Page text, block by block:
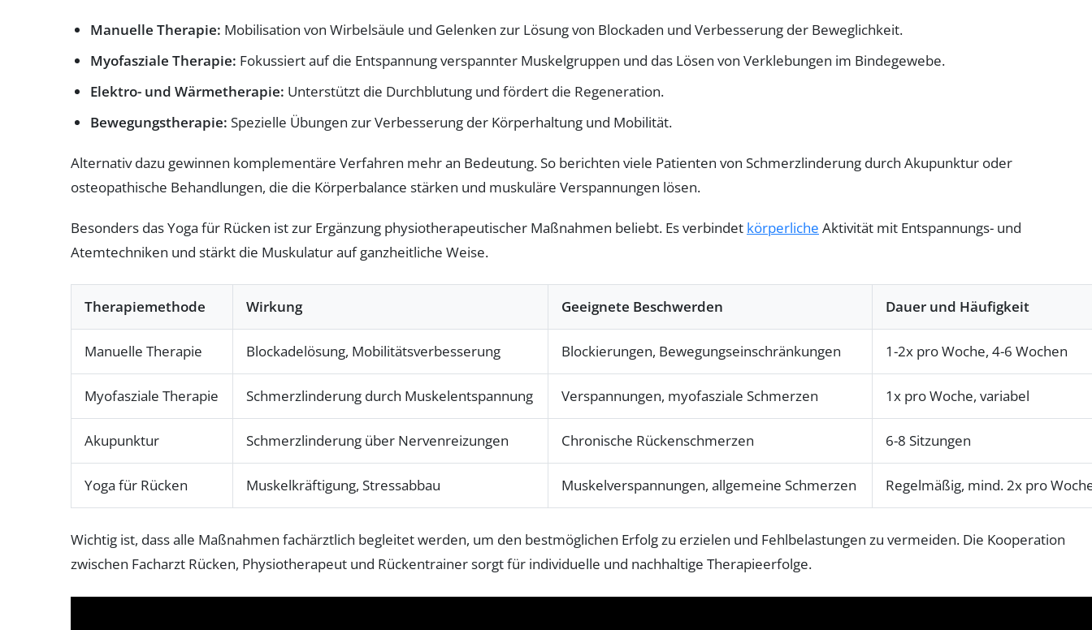
Manuelle Therapie: Mobilisation von Wirbelsäule und Gelenken zur Lösung von Blockaden und Verbesserung der Beweglichkeit.
Myofasziale Therapie: Fokussiert auf die Entspannung verspannter Muskelgruppen und das Lösen von Verklebungen im Bindegewebe.
Elektro- und Wärmetherapie: Unterstützt die Durchblutung und fördert die Regeneration.
Bewegungstherapie: Spezielle Übungen zur Verbesserung der Körperhaltung und Mobilität.
Alternativ dazu gewinnen komplementäre Verfahren mehr an Bedeutung. So berichten viele Patienten von Schmerzlinderung durch Akupunktur oder
osteopathische Behandlungen, die die Körperbalance stärken und muskuläre Verspannungen lösen.
Besonders das Yoga für Rücken ist zur Ergänzung physiotherapeutischer Maßnahmen beliebt. Es verbindet körperliche Aktivität mit Entspannungs- und
Atemtechniken und stärkt die Muskulatur auf ganzheitliche Weise.
Therapiemethode Wirkung Geeignete Beschwerden Dauer und Häufigkeit
Manuelle Therapie Blockadelösung, Mobilitätsverbesserung Blockierungen, Bewegungseinschränkungen 1-2x pro Woche, 4-6 Wochen
Myofasziale Therapie Schmerzlinderung durch Muskelentspannung Verspannungen, myofasziale Schmerzen 1x pro Woche, variabel
Akupunktur Schmerzlinderung über Nervenreizungen Chronische Rückenschmerzen 6-8 Sitzungen
Yoga für Rücken Muskelkräftigung, Stressabbau Muskelverspannungen, allgemeine Schmerzen Regelmäßig, mind. 2x pro
Wichtig ist, dass alle Maßnahmen fachärztlich begleitet werden, um den bestmöglichen Erfolg zu erzielen und Fehlbelastungen zu vermeiden. Die Kooperation
zwischen Facharzt Rücken, Physiotherapeut und Rückentrainer sorgt für individuelle und nachhaltige Therapieerfolge.